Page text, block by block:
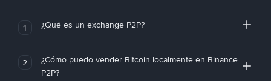
1 ¿Qué es un exchange P2P?
2
¿Cómo puedo vender Bitcoin localmente en Binance
P2P?